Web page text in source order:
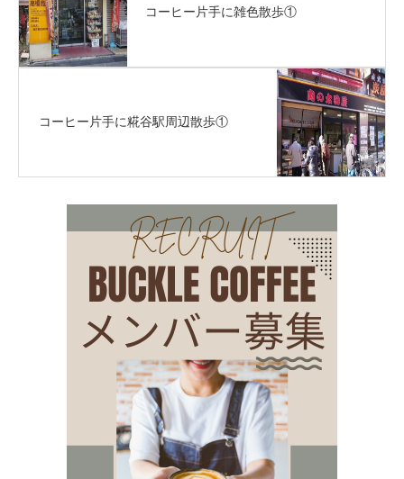
コーヒー片手に雑色散歩①
コーヒー片手に糀谷駅周辺散歩①